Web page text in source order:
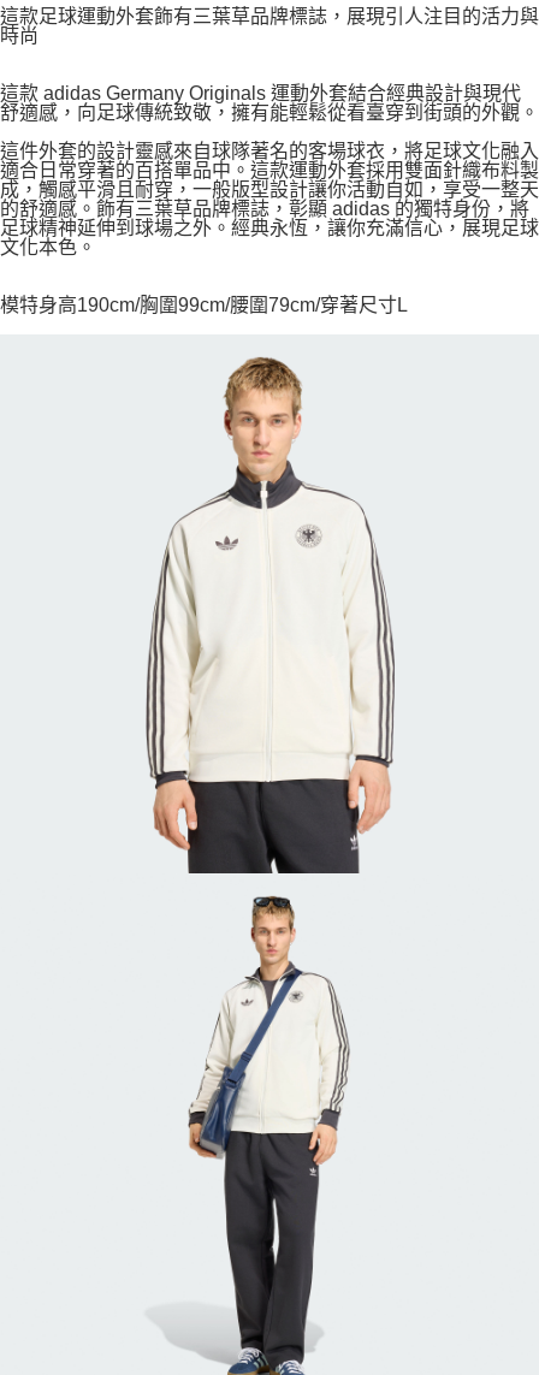
這款足球運動外套飾有三葉草品牌標誌，展現引人注目的活力與
時尚
這款 adidas Germany Originals 運動外套結合經典設計與現代
舒適感，向足球傳統致敬，擁有能輕鬆從看臺穿到街頭的外觀。
這件外套的設計靈感來自球隊著名的客場球衣，將足球文化融入
適合日常穿著的百搭單品中。這款運動外套採用雙面針織布料製
成，觸感平滑且耐穿，一般版型設計讓你活動自如，享受一整天
的舒適感。飾有三葉草品牌標誌，彰顯 adidas 的獨特身份，將
足球精神延伸到球場之外。經典永恆，讓你充滿信心，展現足球
文化本色。
模特身高190cm/胸圍99cm/腰圍79cm/穿著尺寸L